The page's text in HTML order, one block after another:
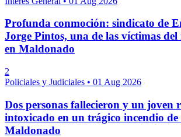
Profunda conmoción: sindicato de
Jorge Pintos, una de las víctimas
en Maldonado
2
Policiales y Judiciales • 01 Aug 2026
Dos personas fallecieron y un joven
intoxicado en un trágico incendio de
Maldonado